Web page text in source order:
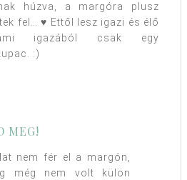
húzva, a margóra plusz
fel… ♥ Ettől lesz igazi és élő
igazából csak egy
:)
MEG!
nem fér el a margón,
még nem volt külön